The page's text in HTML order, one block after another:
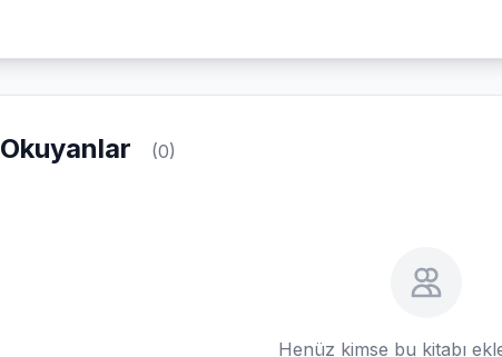
Okuyanlar (0)
Henüz kimse bu kitabı